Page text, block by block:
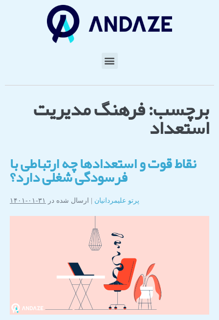
برچسب:فرهنگ مدیریت
استعداد
نقاط قوت و استعدادها چه ارتباطی با
فرسودگی شغلی دارد؟
پرتو علیمردانیان| ارسال شده در ۳۱-۰۱-۱۴۰۱